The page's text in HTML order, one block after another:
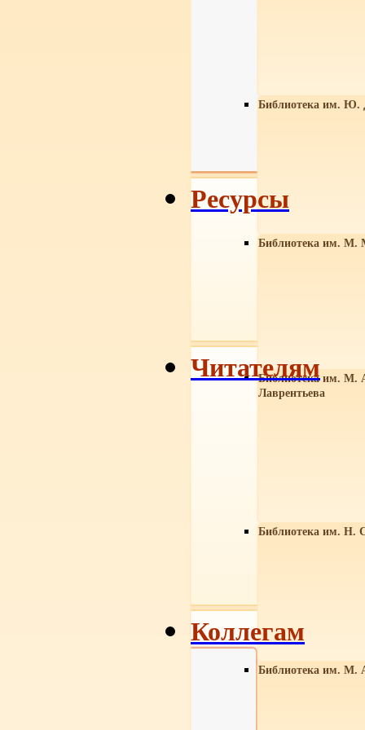
Библиотека им. Ю.
Библиотека им. М.
Библиотека им. М.
Лаврентьева
Библиотека им. Н.
Библиотека им. М.
Ресурсы
Читателям
Коллегам